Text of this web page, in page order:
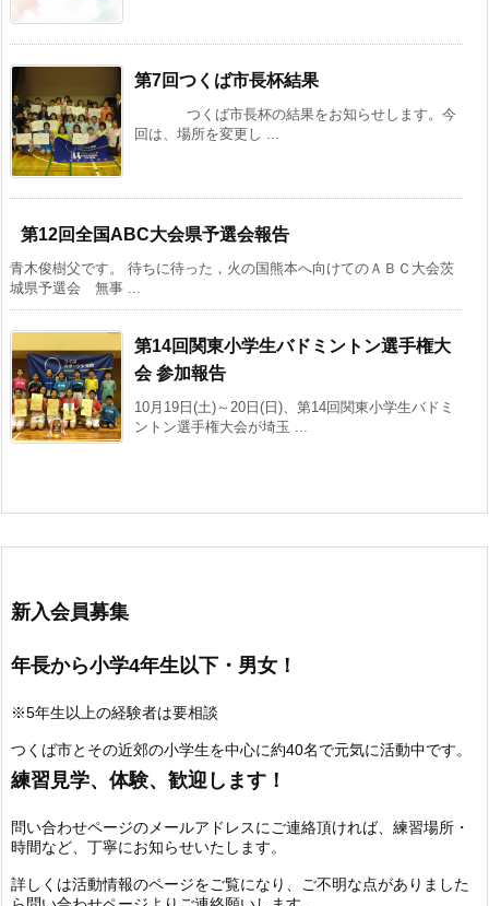
第7回つくば市長杯結果
つくば市長杯の結果をお知らせします。今
回は、場所を変更し ...
第12回全国ABC大会県予選会報告
青木俊樹父です。 待ちに待った，火の国熊本へ向けてのＡＢＣ大会茨
城県予選会 無事 ...
第14回関東小学生バドミントン選手権大
会 参加報告
10月19日(土)～20日(日)、第14回関東小学生バドミ
ントン選手権大会が埼玉 ...
新入会員募集
年長から小学4年生以下・男女！
※5年生以上の経験者は要相談
つくば市とその近郊の小学生を中心に約40名で元気に活動中です。
練習見学、体験、歓迎します！
問い合わせページのメールアドレスにご連絡頂ければ、練習場所・
時間など、丁寧にお知らせいたします。
詳しくは活動情報のページをご覧になり、ご不明な点がありました